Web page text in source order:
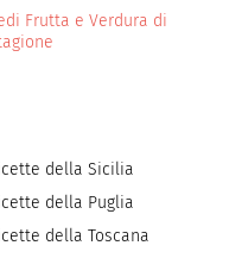
Frutta e Verdura di
della Sicilia
della Puglia
della Toscana